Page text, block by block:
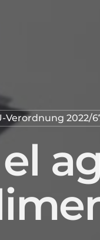
Verordnung 2022/